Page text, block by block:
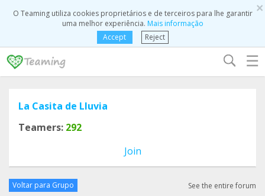
×
O Teaming utiliza cookies proprietários e de terceiros para lhe garantir
uma melhor experiência. Mais informação
Accept
Reject
☰
La Casita de Lluvia
Teamers: 292
Join
Voltar para Grupo See the entire forum